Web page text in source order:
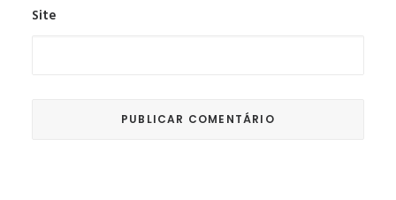
Site